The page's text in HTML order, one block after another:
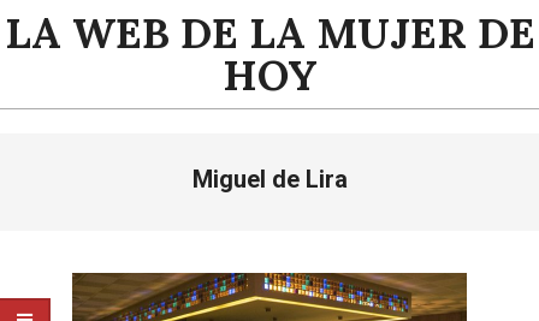
Saltar
alLA WEB DE LA MUJER DE
HOY
Miguel de Lira